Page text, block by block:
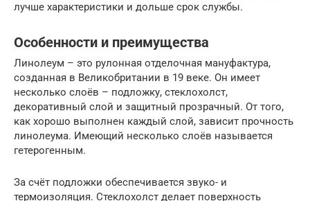
лучше характеристики и дольше срок службы.
Особенности и преимущества
Линолеум – это рулонная отделочная мануфактура,
созданная в Великобритании в 19 веке. Он имеет
несколько слоёв – подложку, стеклохолст,
декоративный слой и защитный прозрачный. От того,
как хорошо выполнен каждый слой, зависит прочность
линолеума. Имеющий несколько слоёв называется
гетерогенным.
За счёт подложки обеспечивается звуко- и
термоизоляция. Стеклохолст делает поверхность